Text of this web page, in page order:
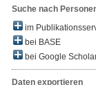
Suche nach
im
bei BASE
bei Google
Daten exportieren